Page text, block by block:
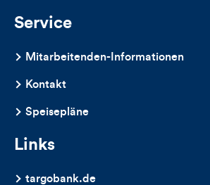
Service
Mitarbeitenden-Informationen
Kontakt
Speisepläne
Links
targobank.de